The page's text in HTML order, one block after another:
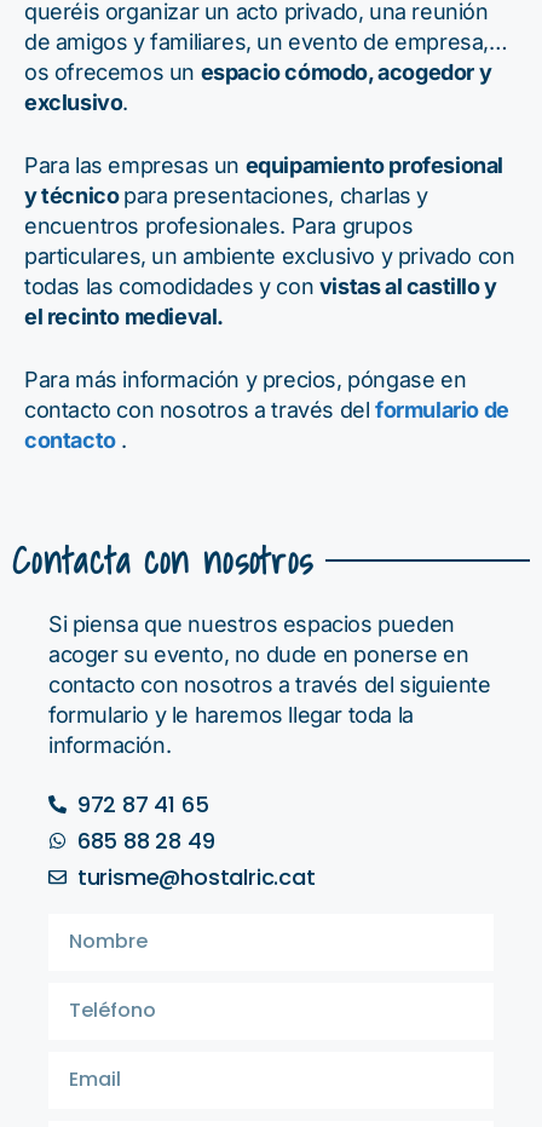
queréis organizar un acto privado, una reunión
de amigos y familiares, un evento de empresa,…
os ofrecemos un espacio cómodo, acogedor y
exclusivo.
Para las empresas un equipamiento profesional
y técnicopara presentaciones, charlas y
encuentros profesionales. Para grupos
particulares, un ambiente exclusivo y privado con
todas las comodidades y con vistas al castillo y
el recinto medieval.
Para más información y precios, póngase en
contacto con nosotros a través delformulario de
contacto.
Contacta con nosotros
Si piensa que nuestros espacios pueden
acoger su evento, no dude en ponerse en
contacto con nosotros a través del siguiente
formulario y le haremos llegar toda la
información.
972 87 41 65
685 88 28 49
turisme@hostalric.cat